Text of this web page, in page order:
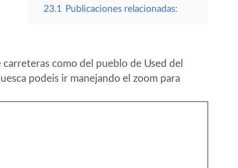
23.1 Publicaciones relacionadas:
como del pueblo de Used del
podeis ir manejando el zoom para